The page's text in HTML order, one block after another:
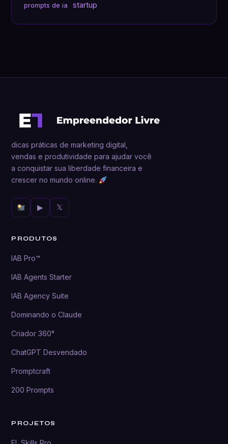
prompts de ia startup
dicas práticas de marketing digital,
vendas e produtividade para ajudar você
a conquistar sua liberdade financeira e
crescer no mundo online.
▶ 𝕏
PRODUTOS
IAB Pro™
IAB Agents Starter
IAB Agency Suite
Dominando o Claude
Criador 360°
ChatGPT Desvendado
Promptcraft
200 Prompts
PROJETOS